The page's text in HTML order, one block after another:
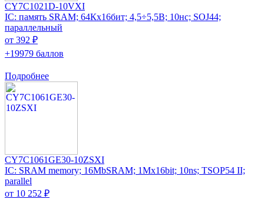
CY7C1021D-10VXI
IC: память SRAM; 64Кx16бит; 4,5÷5,5В; 10нс; SOJ44;
параллельный
от 392 ₽
+19979 баллов
Подробнее
CY7C1061GE30-10ZSXI
IC: SRAM memory; 16MbSRAM; 1Mx16bit; 10ns; TSOP54 II;
parallel
от 10 252 ₽